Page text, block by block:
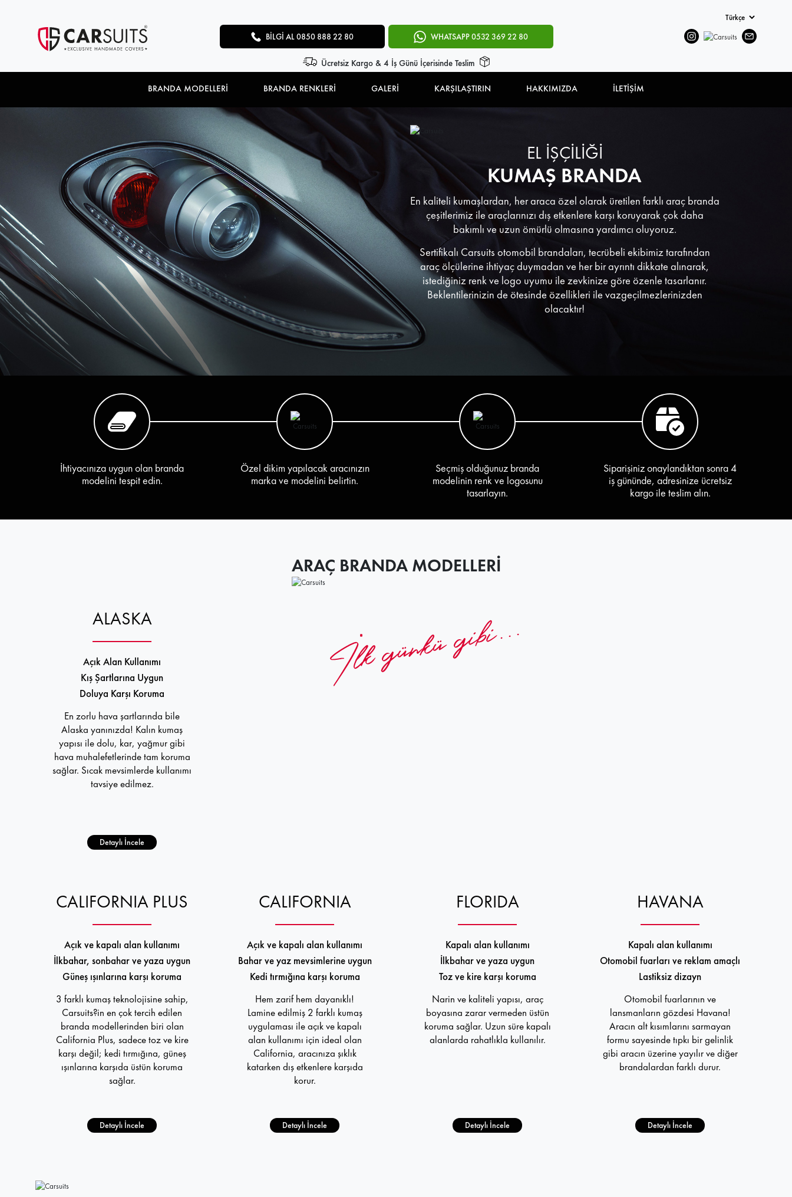
BİLGİ AL 0850 888 22 80 WHATSAPP 0532 369 22 80
Ücretsiz Kargo & 4 İş Günü İçerisinde Teslim
BRANDA MODELLERİ BRANDA RENKLERİ GALERİ KARŞILAŞTIRIN HAKKIMIZDA İLETİŞİM
EL İŞÇİLİĞİ
KUMAŞ BRANDA
En kaliteli kumaşlardan, her araca özel olarak üretilen farklı araç branda
çeşitlerimiz ile araçlarınızı dış etkenlere karşı koruyarak çok daha
bakımlı ve uzun ömürlü olmasına yardımcı oluyoruz.
Sertifikalı Carsuits otomobil brandaları, tecrübeli ekibimiz tarafından
araç ölçülerine ihtiyaç duymadan ve her bir ayrıntı dikkate alınarak,
istediğiniz renk ve logo uyumu ile zevkinize göre özenle tasarlanır.
Beklentilerinizin de ötesinde özellikleri ile vazgeçilmezlerinizden
olacaktır!
İhtiyacınıza uygun olan branda
modelini tespit edin.
Özel dikim yapılacak aracınızın
marka ve modelini belirtin.
Seçmiş olduğunuz branda
modelinin renk ve logosunu
tasarlayın.
Siparişiniz onaylandıktan sonra 4
iş gününde, adresinize ücretsiz
kargo ile teslim alın.
ALASKA
Açık Alan Kullanımı
Kış Şartlarına Uygun
Doluya Karşı Koruma
En zorlu hava şartlarında bile
Alaska yanınızda! Kalın kumaş
yapısı ile dolu, kar, yağmur gibi
hava muhalefetlerinde tam koruma
sağlar. Sıcak mevsimlerde kullanımı
tavsiye edilmez.
Detaylı İncele
ARAÇ BRANDA MODELLERİ
CALIFORNIA PLUS
Açık ve kapalı alan kullanımı
İlkbahar, sonbahar ve yaza uygun
Güneş ışınlarına karşı koruma
3 farklı kumaş teknolojisine sahip,
Carsuits?in en çok tercih edilen
branda modellerinden biri olan
California Plus, sadece toz ve kire
karşı değil; kedi tırmığına, güneş
ışınlarına karşıda üstün koruma
sağlar.
Detaylı İncele
CALIFORNIA
Açık ve kapalı alan kullanımı
Bahar ve yaz mevsimlerine uygun
Kedi tırmığına karşı koruma
Hem zarif hem dayanıklı!
Lamine edilmiş 2 farklı kumaş
uygulaması ile açık ve kapalı
alan kullanımı için ideal olan
California, aracınıza şıklık
katarken dış etkenlere karşıda
korur.
Detaylı İncele
FLORIDA
Kapalı alan kullanımı
İlkbahar ve yaza uygun
Toz ve kire karşı koruma
Narin ve kaliteli yapısı, araç
boyasına zarar vermeden üstün
koruma sağlar. Uzun süre kapalı
alanlarda rahatlıkla kullanılır.
Detaylı İncele
HAVANA
Kapalı alan kullanımı
Otomobil fuarları ve reklam amaçlı
Lastiksiz dizayn
Otomobil fuarlarının ve
lansmanların gözdesi Havana!
Aracın alt kısımlarını sarmayan
formu sayesinde tıpkı bir gelinlik
gibi aracın üzerine yayılır ve diğer
brandalardan farklı durur.
Detaylı İncele